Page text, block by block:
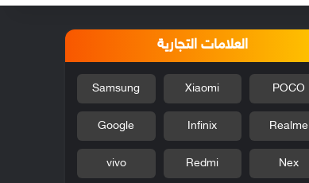
العلامات التجارية
POCO
Xiaomi
Samsung
Realme
Infinix
Google
Nex
Redmi
vivo